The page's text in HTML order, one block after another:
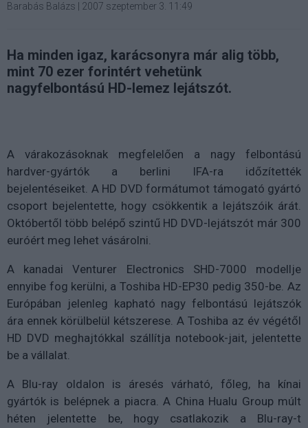
Barabás Balázs 2007 szeptember 3. 11:49
Ha minden igaz, karácsonyra már alig több,
mint 70 ezer forintért vehetünk
nagyfelbontású HD-lemez lejátszót.
A várakozásoknak megfelelően a nagy felbontású
hardver-gyártók a berlini IFA-ra időzítették
bejelentéseiket. A HD DVD formátumot támogató gyártó
csoport bejelentette, hogy csökkentik a lejátszóik árát.
Októbertől több belépő szintű HD DVD-lejátszót már 300
euróért meg lehet vásárolni.
A kanadai Venturer Electronics SHD-7000 modellje
ennyibe fog kerülni, a Toshiba HD-EP30 pedig 350-be. Az
Európában jelenleg kapható nagy felbontású lejátszók
ára ennek körülbelül kétszerese. A Toshiba az év végétől
HD DVD meghajtókkal szállítja notebook-jait, jelentette
be a vállalat.
A Blu-ray oldalon is áresés várható, főleg, ha kínai
gyártók is belépnek a piacra. A China Hualu Group múlt
héten jelentette be, hogy csatlakozik a Blu-ray-t